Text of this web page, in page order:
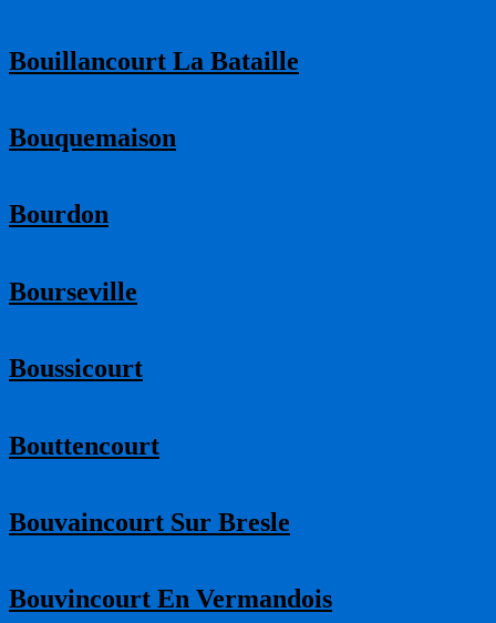
Bouillancourt La Bataille
Bouquemaison
Bourdon
Bourseville
Boussicourt
Bouttencourt
Bouvaincourt Sur Bresle
Bouvincourt En Vermandois